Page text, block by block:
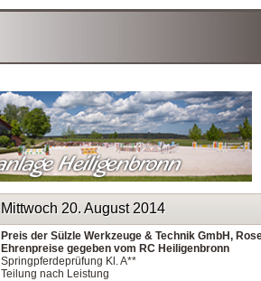
Mittwoch 20. August 2014
Preis der Sülzle Werkzeuge & Technik GmbH,
Ehrenpreise gegeben vom RC Heiligenbronn
Springpferdeprüfung Kl. A**
Teilung nach Leistung